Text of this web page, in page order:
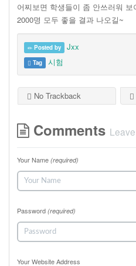
어찌보면 학생들이 좀 안쓰러워
2000명 모두 좋을 결과 나오길~
Posted by Jxx
Tag 시험
No Trackback
Comments
Your Name (required)
Password (required)
Your Website Address